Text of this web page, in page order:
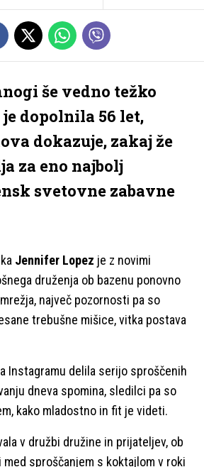
še vedno težko
dopolnila 56 let,
dokazuje, zakaj že
za eno najbolj
svetovne zabavne
Jennifer Lopez je z novimi
druženja ob bazenu ponovno
največ pozornosti pa so
trebušne mišice, vitka postava
Instagramu delila serijo sproščenih
dneva spomina, sledilci pa so
kako mladostno in fit je videti.
v družbi družine in prijateljev, ob
med sproščanjem s koktajlom v roki